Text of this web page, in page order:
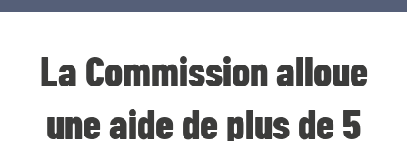
La Commission alloue
une aide de plus de 5